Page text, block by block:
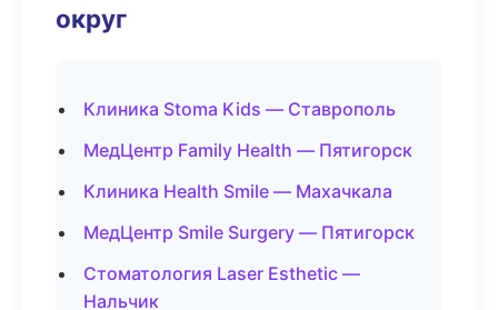
округ
Клиника Stoma Kids — Ставрополь
МедЦентр Family Health — Пятигорск
Клиника Health Smile — Махачкала
МедЦентр Smile Surgery — Пятигорск
Стоматология Laser Esthetic —
Нальчик